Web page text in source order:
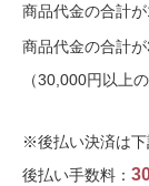
商品代金の合計
商品代金の合計
（30,000円以上
※後払い決済は下
後払い手数料：